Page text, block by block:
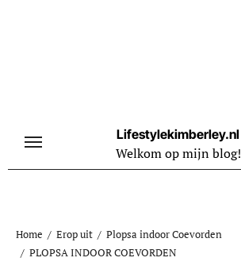
Lifestylekimberley.nl
Welkom op mijn blog!
Home Erop uit
Plopsa indoor Coevorden
PLOPSA INDOOR COEVORDEN